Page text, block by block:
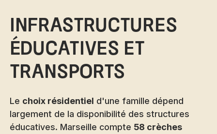
Infrastructures
éducatives et
transports
Le choix résidentiel d'une famille dépend
largement de la disponibilité des structures
éducatives. Marseille compte 58 crèches